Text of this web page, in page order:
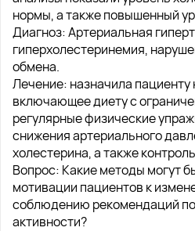
нормы, а также повышенный
Диагноз: Артериальная
гиперхолестеринемия,
обмена.
Лечение: назначила
включающее диету с
регулярные физические
снижения артериального
холестерина, а также
Вопрос: Какие методы могут
мотивации пациентов к
соблюдению рекомендаций
активности?